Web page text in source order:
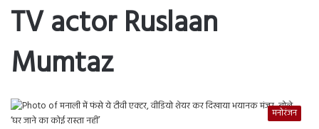
TV actor Ruslaan
Mumtaz
मनोरंजन